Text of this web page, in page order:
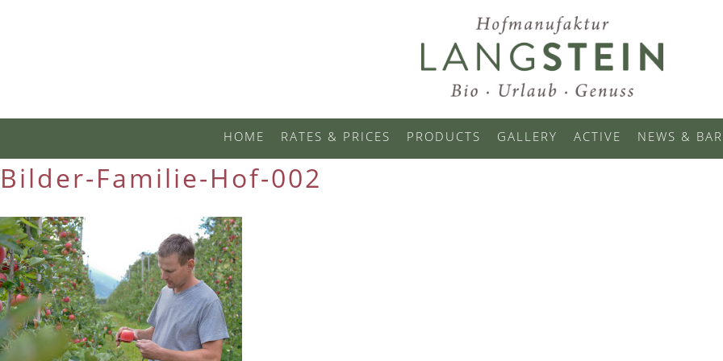
HOME RATES & PRICES PRODUCTS GALLERY ACTIVE NEWS &
Bilder-Familie-Hof-002